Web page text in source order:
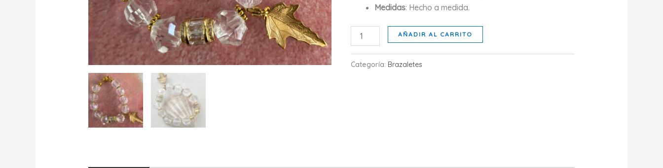
Medidas: Hecho a medida.
DESTELLO
cantidad
AÑADIR AL CARRITO
Categoría: Brazaletes